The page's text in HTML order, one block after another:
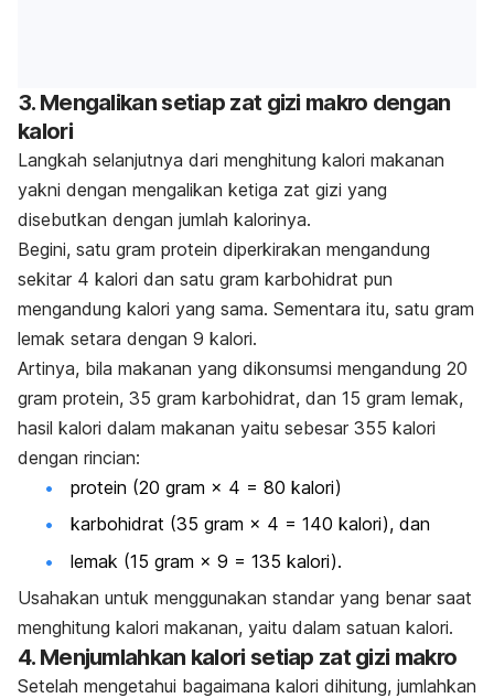
3. Mengalikan setiap zat gizi makro dengan
kalori
Langkah selanjutnya dari menghitung kalori makanan
yakni dengan mengalikan ketiga zat gizi yang
disebutkan dengan jumlah kalorinya.
Begini, satu gram protein diperkirakan mengandung
sekitar 4 kalori dan satu gram karbohidrat pun
mengandung kalori yang sama. Sementara itu, satu gram
lemak setara dengan 9 kalori.
Artinya, bila makanan yang dikonsumsi mengandung 20
gram protein, 35 gram karbohidrat, dan 15 gram lemak,
hasil kalori dalam makanan yaitu sebesar 355 kalori
dengan rincian:
protein (20 gram × 4 = 80 kalori)
karbohidrat (35 gram × 4 = 140 kalori), dan
lemak (15 gram × 9 = 135 kalori).
Usahakan untuk menggunakan standar yang benar saat
menghitung kalori makanan, yaitu dalam satuan kalori.
4. Menjumlahkan kalori setiap zat gizi makro
Setelah mengetahui bagaimana kalori dihitung, jumlahkan